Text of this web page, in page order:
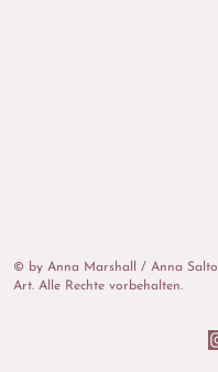
© by Anna Marshall / Anna Salto
Art. Alle Rechte vorbehalten.